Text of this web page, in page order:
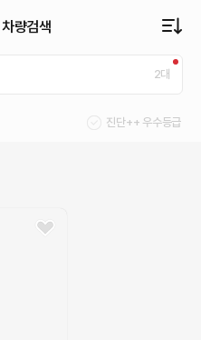
차량검색
2대
진단++ 우수등급